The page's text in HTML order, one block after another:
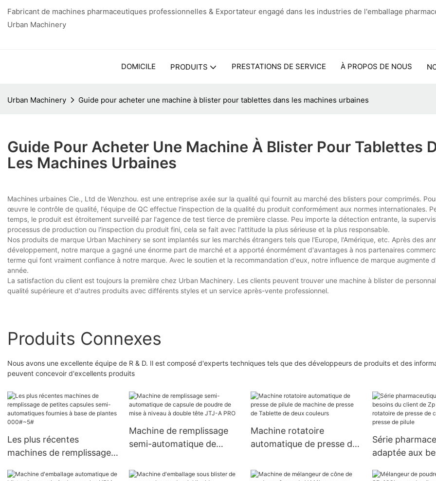
Fabricant de machines pharmaceutiques professionnelles & Exportateur engagé dans les industries de l'emballage
Urban Machinery
DOMICILE PRODUITS PRESTATIONS DE SERVICE À PROPOS DE NOUS
Urban Machinery Guide pour acheter une machine à blister pour tablettes dans les machines urbaines
Guide Pour Acheter Une Machine À Blister Pour Tablettes
Les Machines Urbaines
Machines urbaines Cie., Ltd de Wenzhou. est une entreprise axée sur la qualité qui fournit au marché des blisters pour comprimés.
œuvre le contrôle de qualité, l'équipe de QC effectue l'inspection de la qualité du produit conformément aux normes internationales.
temps, le produit est étroitement surveillé par l'agence de test tierce de première classe. Peu importe la détection entrante, la
processus de production ou l'inspection du produit fini, cela se fait avec l'attitude la plus sérieuse et la plus responsable.
Nos produits de marque Urban Machinery se sont implantés sur les marchés étrangers tels que l'Europe, l'Amérique, etc. Après des
développement, notre marque a gagné une énorme part de marché et a apporté énormément d'avantages à nos partenaires
terme qui font vraiment confiance à notre marque. Avec le soutien et la recommandation d'eux, notre influence de marque augmente
année.
La satisfaction du client est toujours la première chez Urban Machinery. Les clients peuvent trouver une machine à blister de
qualité supérieure et d'autres produits avec différents styles et un service après-vente professionnel.
Produits Connexes
Nous avons une excellente équipe de R & D. Il est composé d'experts techniques tels que des développeurs de produits et des
peuvent concevoir d'excellents produits
Les plus récentes
machines de remplissage
automatiques fournies à
Machine de remplissage
semi-automatique de
à niveau à double tête
Machine rotatoire
automatique de presse de
presse de Tablette de
Série
adaptée aux
rotatoire de